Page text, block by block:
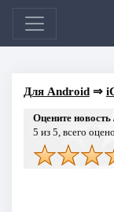
Для Android⇒
Оцените
5 из 5, всего